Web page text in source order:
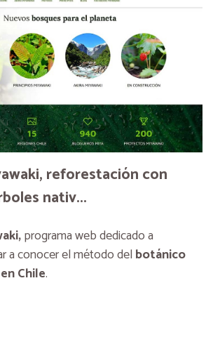
reforestación con
nativ...
programa web dedicado a
a conocer el método del botánico
Chile.